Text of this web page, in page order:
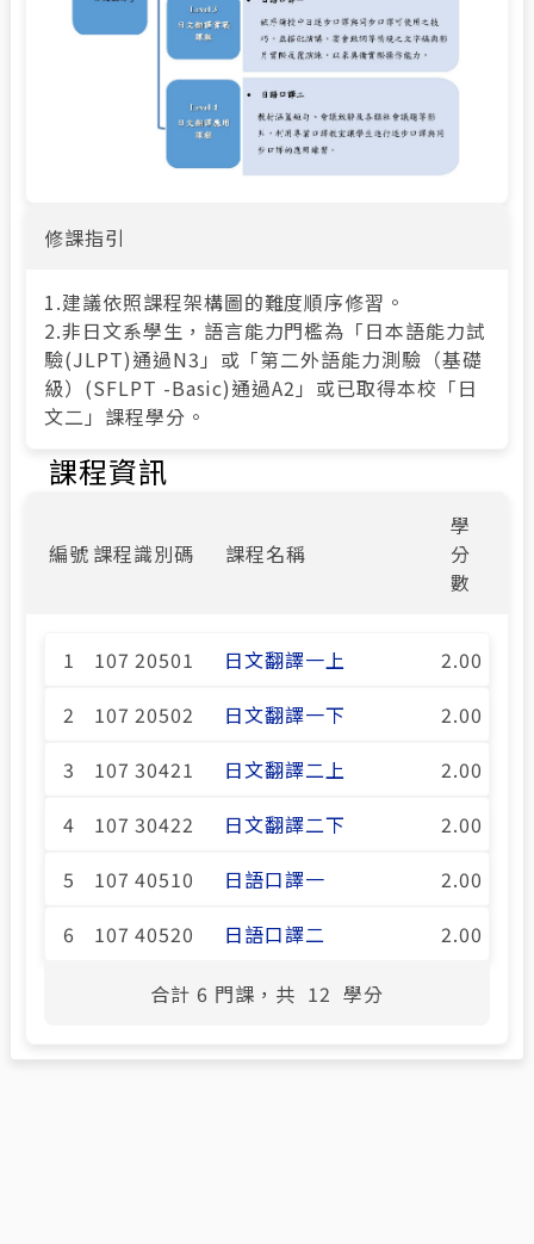
修課指引
1.建議依照課程架構圖的難度順序修習。
2.非日文系學生，語言能力門檻為「日本語能力試
驗(JLPT)通過N3」或「第二外語能力測驗（基礎
級）(SFLPT -Basic)通過A2」或已取得本校「日
文二」課程學分。
課程資訊
編號 課程識別碼 課程名稱
學
分
數
1 107 20501 日文翻譯一上
2.00
2
107 20502 日文翻譯一下
2.00
3
107 30421 日文翻譯二上
2.00
4
107 30422 日文翻譯二下
2.00
5
107 40510 日語口譯一
2.00
6
107 40520 日語口譯二 2.00
合計 6 門課，共 12 學分